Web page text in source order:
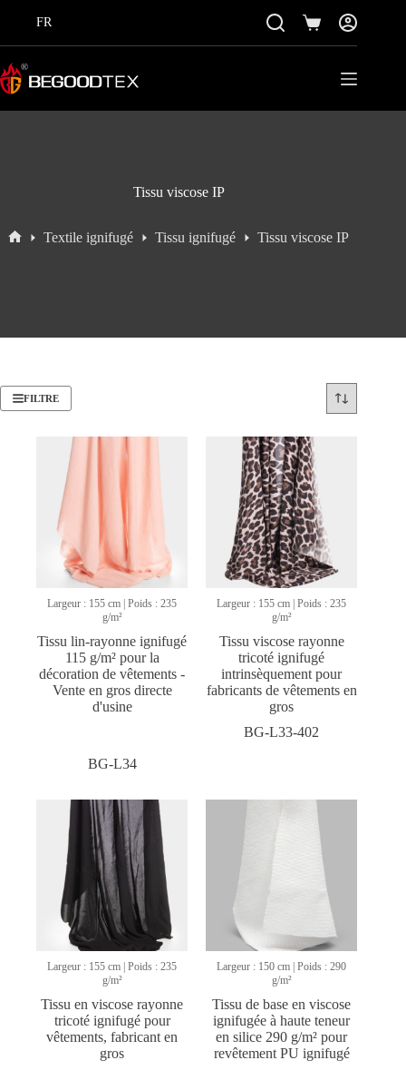
FR Panier
Tissu viscose IP
Textile ignifugé Tissu ignifugé Tissu viscose IP
FILTRE
Largeur : 155 cm | Poids : 235
g/m²
Tissu lin-rayonne ignifugé
115 g/m² pour la
décoration de vêtements -
Vente en gros directe
d'usine
BG-L34
Largeur : 155 cm | Poids : 235
g/m²
Tissu viscose rayonne
tricoté ignifugé
intrinsèquement pour
fabricants de vêtements en
gros
BG-L33-402
Largeur : 155 cm | Poids : 235
g/m²
Tissu en viscose rayonne
tricoté ignifugé pour
vêtements, fabricant en
gros
Largeur : 150 cm | Poids : 290
g/m²
Tissu de base en viscose
ignifugée à haute teneur
en silice 290 g/m² pour
revêtement PU ignifugé